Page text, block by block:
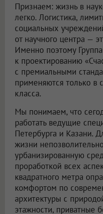
Признаем: жизнь в
легко. Логистика,
социальных
от научного центра —
Именно поэтому
к проектированию
с премиальными
применяются только в
класса.
Мы понимаем, что
работать ведущие
Петербурга и Казани.
жизни
урбанизированную
проработкой всех
квадратного метра
комфортом по
архитектуры с
этажности, приватные